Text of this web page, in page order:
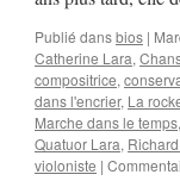
Publié dansbios |
Catherine Lara,
compositrice,
dans l'encrier, La
Marche dans le temps,
Quatuor Lara,
violoniste |